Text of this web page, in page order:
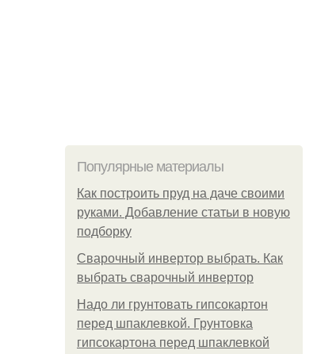
Популярные материалы
Как построить пруд на даче своими
руками. Добавление статьи в новую
подборку
Сварочный инвертор выбрать. Как
выбрать сварочный инвертор
Надо ли грунтовать гипсокартон
перед шпаклевкой. Грунтовка
гипсокартона перед шпаклевкой